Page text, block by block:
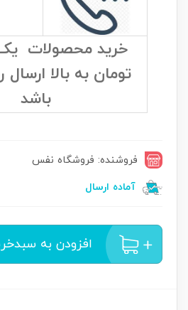
خرید محصولات
تومان به بالا ارسال
باشد
فروشنده: فروشگاه نفس
آماده ارسال
افزودن به